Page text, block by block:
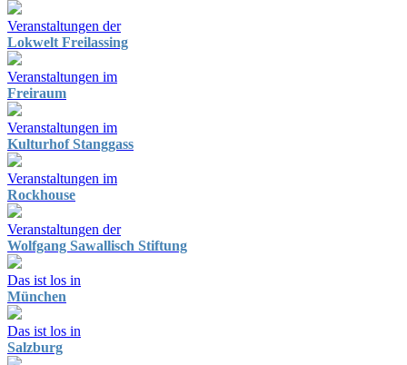
Veranstaltungen der
Lokwelt Freilassing
Veranstaltungen im
Freiraum
Veranstaltungen im
Kulturhof Stanggass
Veranstaltungen im
Rockhouse
Veranstaltungen der
Wolfgang Sawallisch Stiftung
Das ist los in
München
Das ist los in
Salzburg